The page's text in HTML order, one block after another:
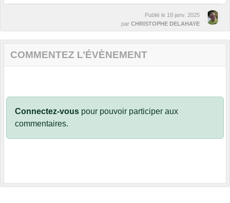
Publié le 18 janv. 2025
par CHRISTOPHE DELAHAYE
COMMENTEZ L’ÉVÈNEMENT
Connectez-vous pour pouvoir participer aux
commentaires.